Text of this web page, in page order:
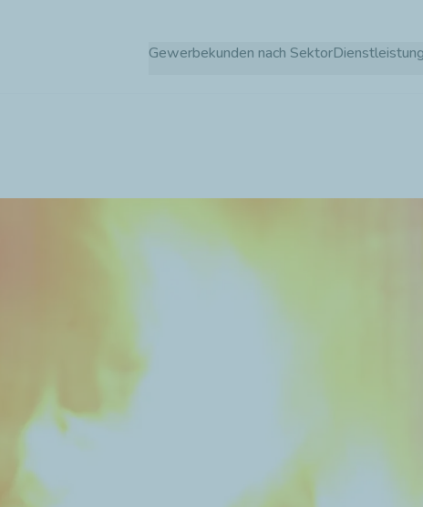
zum
Gewerbekunden nach Sektor